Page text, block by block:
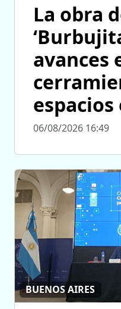
La obra
avances
06/08/2026 16:49
BUENOS AIRES